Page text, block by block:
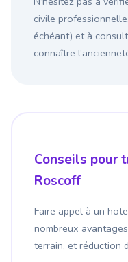
civile
échéant) et à
connaître
Conseils pour
Roscoff
Faire appel à un
nombreux
terrain, et réduction